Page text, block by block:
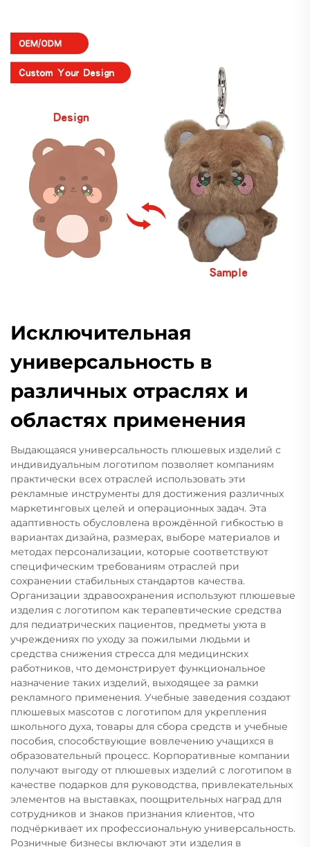
Исключительная
универсальность в
различных отраслях и
областях применения
Выдающаяся универсальность плюшевых изделий с
индивидуальным логотипом позволяет компаниям
практически всех отраслей использовать эти
рекламные инструменты для достижения различных
маркетинговых целей и операционных задач. Эта
адаптивность обусловлена врождённой гибкостью в
вариантах дизайна, размерах, выборе материалов и
методах персонализации, которые соответствуют
специфическим требованиям отраслей при
сохранении стабильных стандартов качества.
Организации здравоохранения используют плюшевые
изделия с логотипом как терапевтические средства
для педиатрических пациентов, предметы уюта в
учреждениях по уходу за пожилыми людьми и
средства снижения стресса для медицинских
работников, что демонстрирует функциональное
назначение таких изделий, выходящее за рамки
рекламного применения. Учебные заведения создают
плюшевых мascотов с логотипом для укрепления
школьного духа, товары для сбора средств и учебные
пособия, способствующие вовлечению учащихся в
образовательный процесс. Корпоративные компании
получают выгоду от плюшевых изделий с логотипом в
качестве подарков для руководства, привлекательных
элементов на выставках, поощрительных наград для
сотрудников и знаков признания клиентов, что
подчёркивает их профессиональную универсальность.
Розничные бизнесы включают эти изделия в